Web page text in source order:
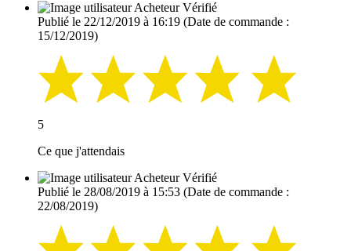
Acheteur Vérifié
Publié le 22/12/2019 à 16:19 (Date de commande :
15/12/2019)
5
Ce que j'attendais
Acheteur Vérifié
Publié le 28/08/2019 à 15:53 (Date de commande :
22/08/2019)